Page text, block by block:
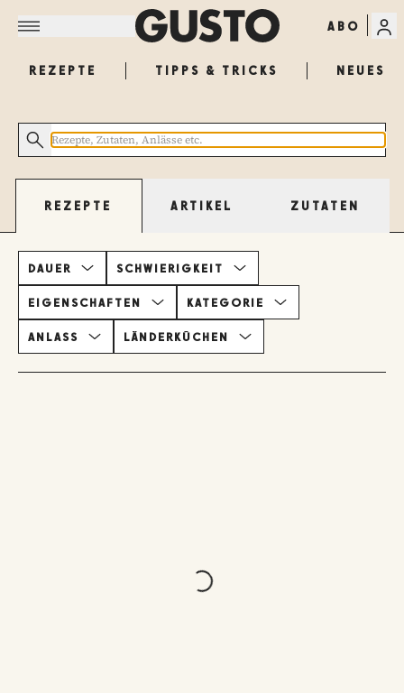
ABO
REZEPTE TIPPS & TRICKS NEUES
REZEPTE ARTIKEL ZUTATEN
DAUER SCHWIERIGKEIT
EIGENSCHAFTEN KATEGORIE
ANLASS LÄNDERKÜCHEN